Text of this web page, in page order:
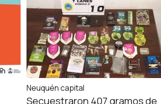
Neuquén capital
Secuestraron 407 gramos de